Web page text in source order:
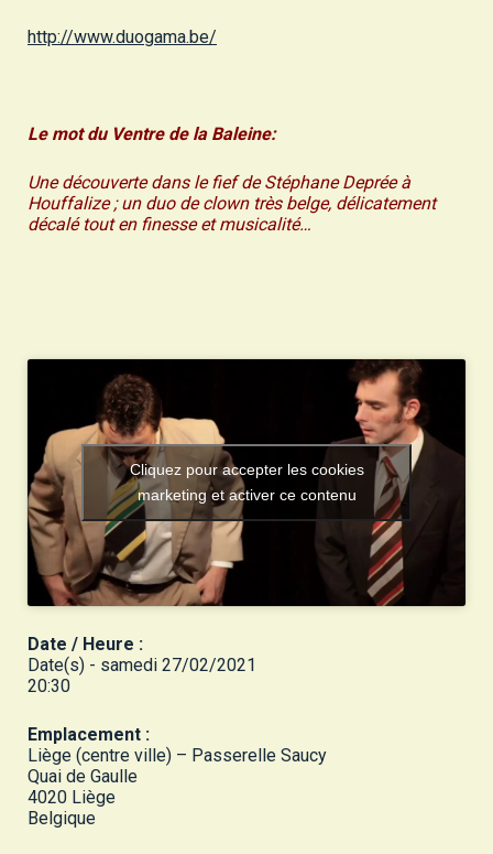
http://www.duogama.be/
Le mot du Ventre de la Baleine:
Une découverte dans le fief de Stéphane Deprée à
Houffalize ; un duo de clown très belge, délicatement
décalé tout en finesse et musicalité…
Cliquez pour accepter les cookies
marketing et activer ce contenu
Date / Heure :
Date(s) - samedi 27/02/2021
20:30
Emplacement :
Liège (centre ville) – Passerelle Saucy
Quai de Gaulle
4020 Liège
Belgique